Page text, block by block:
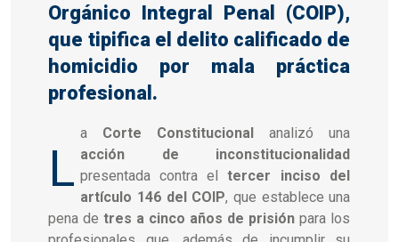
Orgánico Integral Penal (COIP),
que tipifica el delito calificado de
homicidio por mala práctica
profesional.
L
a Corte Constitucional analizó una
acción de inconstitucionalidad
presentada contra eltercer inciso del
artículo 146 del COIP, que establece una
pena detres a cinco años de prisión para los